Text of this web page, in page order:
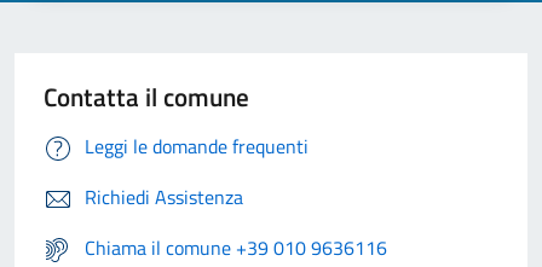
Contatta il comune
Leggi le domande frequenti
Richiedi Assistenza
Chiama il comune +39 010 9636116